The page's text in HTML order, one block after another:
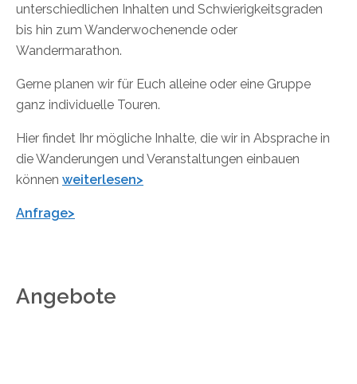
unterschiedlichen Inhalten und Schwierigkeitsgraden
bis hin zum Wanderwochenende oder
Wandermarathon.
Gerne planen wir für Euch alleine oder eine Gruppe
ganz individuelle Touren.
Hier findet Ihr mögliche Inhalte, die wir in Absprache in
die Wanderungen und Veranstaltungen einbauen
können weiterlesen>
Anfrage>
Angebote